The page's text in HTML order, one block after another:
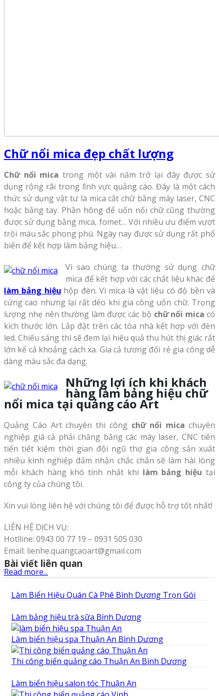
Chữ nổi mica đẹp chất lượng
Chữ nổi mica trong một vài năm trở lại đây được sử
dụng rộng rãi trong lĩnh vực quảng cáo. Đây là một cách
thức sử dụng vật tư là mica cắt chữ bằng máy laser, CNC
hoặc bằng tay. Phần hông để uốn nổi chữ cũng thường
được sử dụng bằng mica, fomet… Với nhiều ưu điểm vượt
trội màu sắc phong phú. Ngày nay được sử dụng rất phổ
biến để kết hợp làm bảng hiệu…
Vì sao chúng ta thường sử dụng chữ
mica để kết hợp với các chất liệu khác để
làm bảng hiệu hộp đèn. Vì mica là vật liệu có độ bền và
cứng cao nhưng lại rất dẻo khi gia công uốn chữ. Trọng
lượng nhẹ nên thường làm được các bộ chữ nổi mica có
kích thước lớn. Lắp đặt trên các tòa nhà kết hợp với đèn
led. Chiếu sáng thì sẽ đem lại hiệu quả thu hút thị giác rất
lớn kể cả khoảng cách xa. Gía cả tương đối rẻ gia công dễ
dàng màu sắc đa dạng.
Những lợi ích khi khách
hàng làm bảng hiệu chữ
nổi mica tại quảng cáo Art
Quảng Cáo Art chuyên thi công chữ nổi mica chuyên
nghiệp giá cả phải chăng bằng các máy laser, CNC tiên
tiến tiết kiệm thời gian đội ngũ thợ gia công sản xuất
nhiều kinh nghiệp đảm nhận chắc chắn sẽ làm hài lòng
mỗi khách hàng khó tính nhất khi làm bảng hiệu tại
công ty của chúng tôi.
Xin vui lòng liên hệ với chúng tôi để được hỗ trợ tốt nhất!
LIÊN HỆ DỊCH VỤ:
Hotlline: 0943 00 77 19 – 0931 505 030
Email: lienhe.quangcaoart@gmail.com
Read more...
Bài viết liên quan
Làm Biển Hiệu Quán Cà Phê Bình Dương Trọn Gói
Làm bảng hiệu trà sữa Bình Dương
Làm biển hiệu spa Thuận An Bình Dương
Thi công biển quảng cáo Thuận An Bình Dương
Làm biển hiệu salon tóc Thuận An